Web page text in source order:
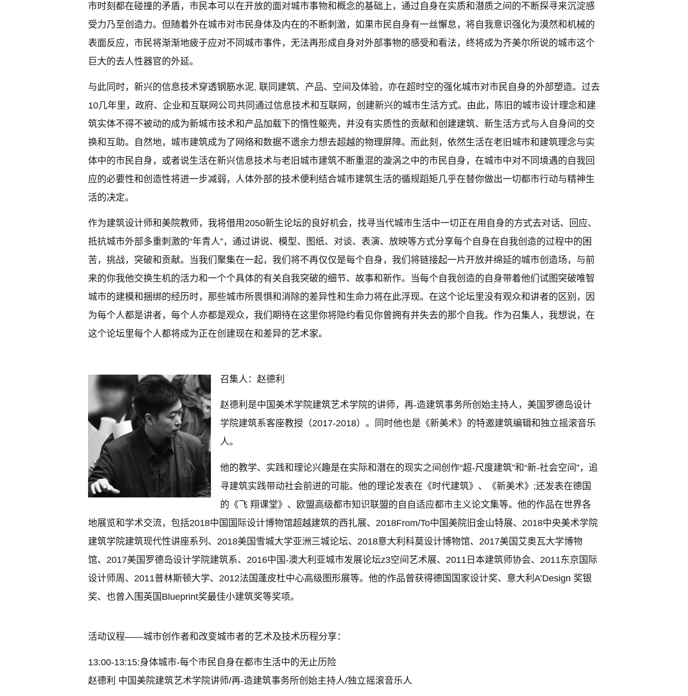
市时刻都在碰撞的矛盾，市民本可以在开放的面对城市事物和概念的基础上，通过自身在实质和潜质之间的不断探寻来沉淀感
受力乃至创造力。但随着外在城市对市民身体及内在的不断刺激，如果市民自身有一丝懈怠，将自我意识强化为漠然和机械的
表面反应，市民将渐渐地疲于应对不同城市事件，无法再形成自身对外部事物的感受和看法，终将成为齐美尔所说的城市这个
巨大的去人性器官的外延。
与此同时，新兴的信息技术穿透钢筋水泥, 联同建筑、产品、空间及体验，亦在超时空的强化城市对市民自身的外部塑造。过去
10几年里，政府、企业和互联网公司共同通过信息技术和互联网，创建新兴的城市生活方式。由此，陈旧的城市设计理念和建
筑实体不得不被动的成为新城市技术和产品加载下的惰性躯壳，并没有实质性的贡献和创建建筑、新生活方式与人自身间的交
换和互助。自然地，城市建筑成为了网络和数据不遗余力想去超越的物理屏障。而此刻，依然生活在老旧城市和建筑理念与实
体中的市民自身，或者说生活在新兴信息技术与老旧城市建筑不断重混的漩涡之中的市民自身，在城市中对不同境遇的自我回
应的必要性和创造性将进一步减弱，人体外部的技术便利结合城市建筑生活的循规蹈矩几乎在替你做出一切都市行动与精神生
活的决定。
作为建筑设计师和美院教师，我将借用2050新生论坛的良好机会，找寻当代城市生活中一切正在用自身的方式去对话、回应、
抵抗城市外部多重刺激的“年青人”，通过讲说、模型、图纸、对谈、表演、放映等方式分享每个自身在自我创造的过程中的困
苦，挑战，突破和贡献。当我们聚集在一起，我们将不再仅仅是每个自身，我们将链接起一片开放并绵延的城市创造场，与前
来的你我他交换生机的活力和一个个具体的有关自我突破的细节、故事和新作。当每个自我创造的自身带着他们试图突破唯智
城市的建模和捆绑的经历时，那些城市所畏惧和消除的差异性和生命力将在此浮现。在这个论坛里没有观众和讲者的区别，因
为每个人都是讲者，每个人亦都是观众，我们期待在这里你将隐约看见你曾拥有并失去的那个自我。作为召集人，我想说，在
这个论坛里每个人都将成为正在创建现在和差异的艺术家。
召集人：赵德利
赵德利是中国美术学院建筑艺术学院的讲师，再-造建筑事务所创始主持⼈，美国罗德岛设计
学院建筑系客座教授（2017-2018）。同时他也是《新美术》的特邀建筑编辑和独⽴摇滚⾳乐
人。
他的教学、实践和理论兴趣是在实际和潜在的现实之间创作“超-尺度建筑”和“新-社会空间”，追
寻建筑实践带动社会前进的可能。他的理论发表在《时代建筑》、《新美术》;还发表在德国
的《飞 翔课堂》、欧盟⾼级都市知识联盟的⾃自适应都市主义论文集等。他的作品在世界各
地展览和学术交流，包括2018中国国际设计博物馆超越建筑的西扎展、2018From/To中国美院旧金⼭特展、2018中央美术学院
建筑学院建筑现代性讲座系列、2018美国雪城大学亚洲三城论坛、2018意⼤利科莫设计博物馆、2017美国艾奥瓦大学博物
馆、2017美国罗德岛设计学院建筑系、2016中国-澳⼤利亚城市发展论坛z3空间艺术展、2011⽇本建筑师协会、2011东京国际
设计师周、2011普林斯顿⼤学、2012法国蓬⽪杜中心⾼级图形展等。他的作品曾获得德国国家设计奖、意⼤利A’Design 奖银
奖、也曾入围英国Blueprint奖最佳小建筑奖等奖项。
活动议程——城市创作者和改变城市者的艺术及技术历程分享：
13:00-13:15:身体城市-每个市民自身在都市生活中的无止历险
赵德利 中国美院建筑艺术学院讲师/再-造建筑事务所创始主持人/独立摇滚音乐人